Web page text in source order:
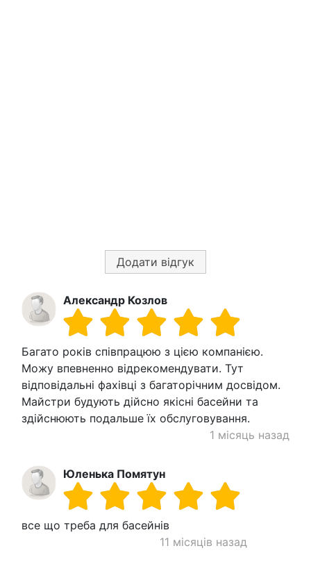
Додати відгук
Александр Козлов
Багато років співпрацюю з цією компанією.
Можу впевненно відрекомендувати. Тут
відповідальні фахівці з багаторічним досвідом.
Майстри будують дійсно якісні басейни та
здійснюють подальше їх обслуговування.
1 місяць назад
Юленька Помятун
все що треба для басейнів
11 місяців назад